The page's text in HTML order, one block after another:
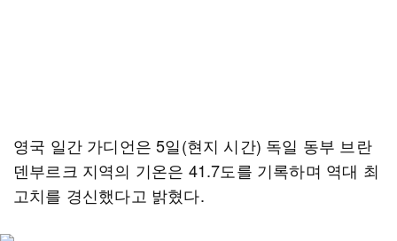
영국 일간 가디언은 5일(현지 시간) 독일 동부 브란
덴부르크 지역의 기온은 41.7도를 기록하며 역대 최
고치를 경신했다고 밝혔다.